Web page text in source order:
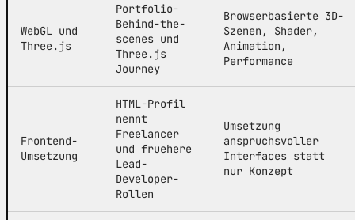
WebGL und
Three.js
Portfolio-
Behind-the-
scenes und
Three.js
Journey
Browserbasierte 3D-
Szenen, Shader,
Animation,
Performance
Frontend-
Umsetzung
HTML-Profil
nennt
Freelancer
und fruehere
Lead-
Developer-
Rollen
Umsetzung
anspruchsvoller
Interfaces statt
nur Konzept